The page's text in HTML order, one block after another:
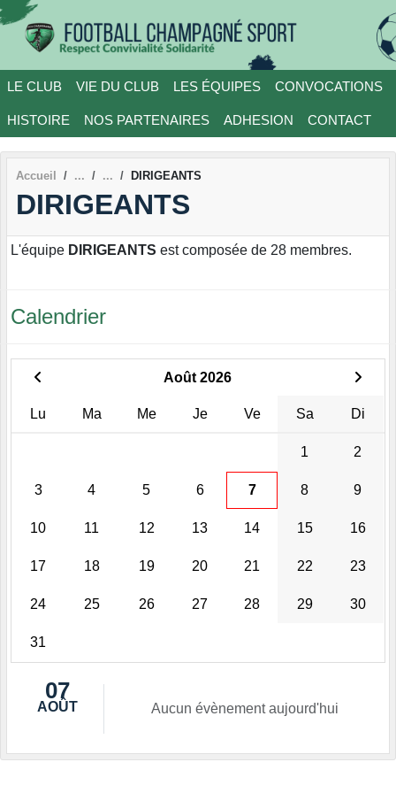
LE CLUB VIE DU CLUB LES ÉQUIPES CONVOCATIONS
HISTOIRE NOS PARTENAIRES ADHESION CONTACT
Accueil DIRIGEANTS
DIRIGEANTS
L'équipe DIRIGEANTS est composée de 28 membres.
Calendrier
Août 2026
Lu Ma Me Je Ve Sa Di
1 2
3 4 5 6 7 8 9
10 11 12 13 14 15 16
17 18 19 20 21 22 23
24 25 26 27 28 29 30
31
07
AOÛT Aucun évènement aujourd'hui
Panneau de gestion des cookies